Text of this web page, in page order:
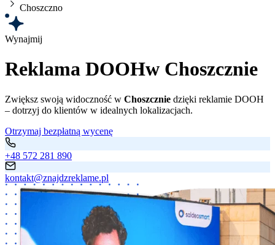
Choszczno
Wynajmij
Reklama DOOHw Choszcznie
Zwiększ swoją widoczność w Choszcznie dzięki reklamie DOOH
– dotrzyj do klientów w idealnych lokalizacjach.
Otrzymaj bezpłatną wycenę
+48 572 281 890
kontakt@znajdzreklame.pl